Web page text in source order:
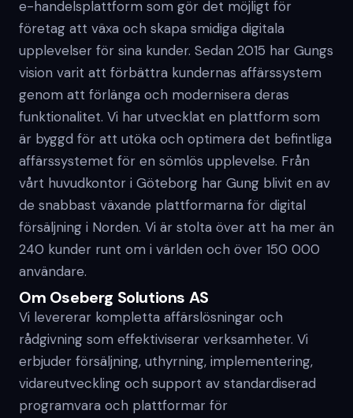
e-handelsplattform som gör det möjligt för
företag att växa och skapa smidiga digitala
upplevelser för sina kunder. Sedan 2015 har Gungs
vision varit att förbättra kundernas affärssystem
genom att förlänga och modernisera deras
funktionalitet. Vi har utvecklat en plattform som
är byggd för att utöka och optimera det befintliga
affärssystemet för en sömlös upplevelse. Från
vårt huvudkontor i Göteborg har Gung blivit en av
de snabbast växande plattformarna för digital
försäljning i Norden. Vi är stolta över att ha mer än
240 kunder runt om i världen och över 150 000
användare.
Om Oseberg Solutions AS
Vi levererar kompletta affärslösningar och
rådgivning som effektiviserar verksamheter. Vi
erbjuder försäljning, uthyrning, implementering,
vidareutveckling och support av standardiserad
programvara och plattformar för